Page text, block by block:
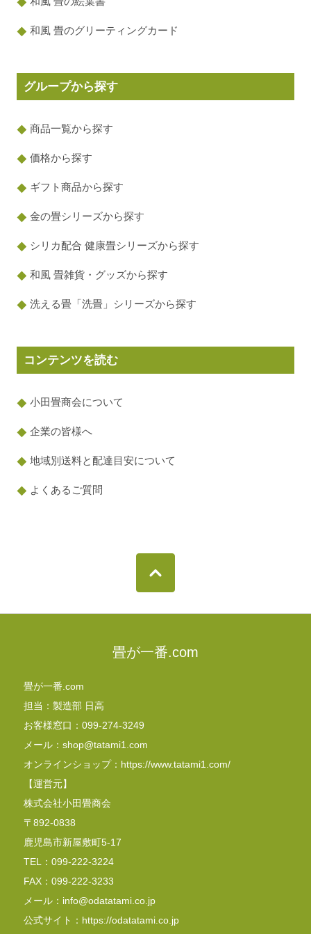
和風 畳のグリーティングカード
グループから探す
商品一覧から探す
価格から探す
ギフト商品から探す
金の畳シリーズから探す
シリカ配合 健康畳シリーズから探す
和風 畳雑貨・グッズから探す
洗える畳「洗畳」シリーズから探す
コンテンツを読む
小田畳商会について
企業の皆様へ
地域別送料と配達目安について
よくあるご質問
畳が一番.com
畳が一番.com
担当：製造部 日高
お客様窓口：099-274-3249
メール：shop@tatami1.com
オンラインショップ：https://www.tatami1.com/
【運営元】
株式会社小田畳商会
〒892-0838
鹿児島市新屋敷町5-17
TEL：099-222-3224
FAX：099-222-3233
メール：info@odatatami.co.jp
公式サイト：https://odatatami.co.jp